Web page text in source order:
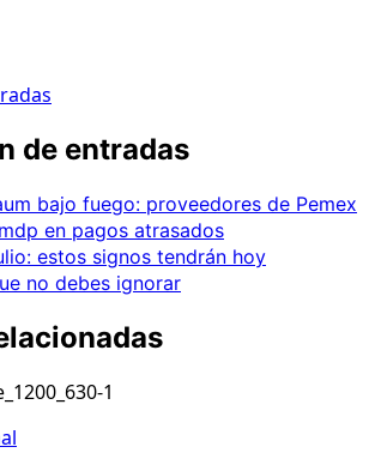
de entradas
bajo fuego: proveedores de Pemex
en pagos atrasados
estos signos tendrán hoy
no debes ignorar